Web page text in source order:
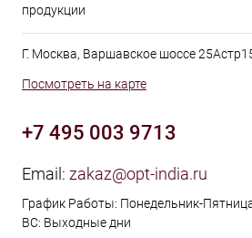
продукции
Г. Москва, Варшавское шоссе
Посмотреть на карте
+7 495 003 9713
Email: zakaz@opt-india.ru
График Работы: Понедельник-
ВС: Выходные дни